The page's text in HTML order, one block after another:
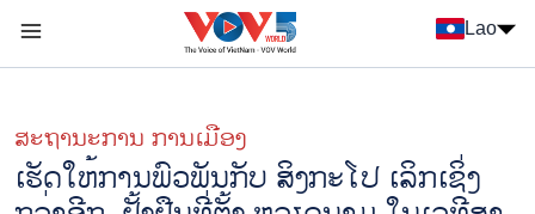
Lao
ສະຖານະການ ການເມືອງ
ເຮັດ​ໃຫ້​ການ​ພົວ​ພັນ​ກັບ ສິງ​ກະ​ໂປ ເລິກ​ເຊິ່ງ